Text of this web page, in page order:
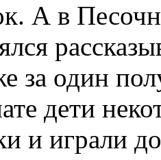
А в
за один
дети
и играли